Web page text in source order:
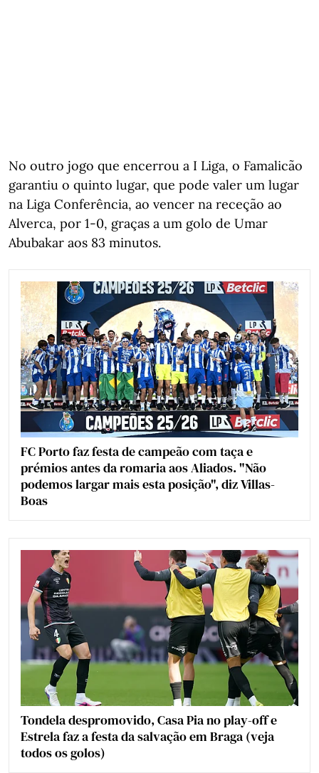
No outro jogo que encerrou a I Liga, o Famalicão
garantiu o quinto lugar, que pode valer um lugar
na Liga Conferência, ao vencer na receção ao
Alverca, por 1-0, graças a um golo de Umar
Abubakar aos 83 minutos.
FC Porto faz festa de campeão com taça e
prémios antes da romaria aos Aliados. "Não
podemos largar mais esta posição", diz Villas-
Boas
Tondela despromovido, Casa Pia no play-off e
Estrela faz a festa da salvação em Braga (veja
todos os golos)